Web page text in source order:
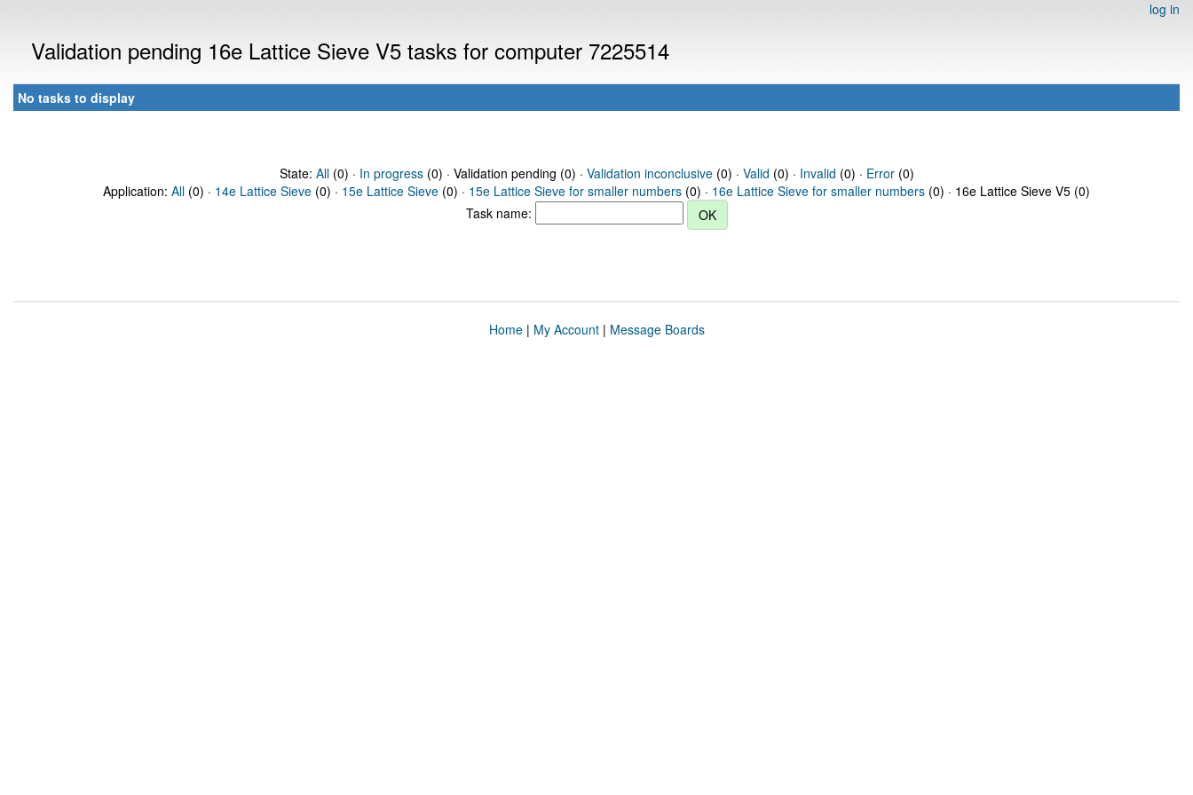
log in
Validation pending 16e Lattice Sieve V5 tasks for computer 7225514
No tasks to display
State: All(0) · In progress(0) · Validation pending (0) · Validation inconclusive(0) · Valid (0) · Invalid (0) · Error(0)
Application: All (0) · 14e Lattice Sieve (0) · 15e Lattice Sieve (0) · 15e Lattice Sieve for smaller numbers (0) · 16e Lattice Sieve for smaller numbers (0) · 16e Lattice Sieve V5 (0)
Task name:
Home| My Account| Message Boards